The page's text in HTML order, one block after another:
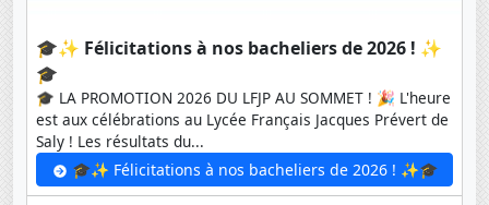
🎓✨ Félicitations à nos bacheliers de 2026 ! ✨
🎓
🎓 LA PROMOTION 2026 DU LFJP AU SOMMET ! 🎉 L'heure
est aux célébrations au Lycée Français Jacques Prévert de
Saly ! Les résultats du...
🎓✨ Félicitations à nos bacheliers de 2026 ! ✨🎓